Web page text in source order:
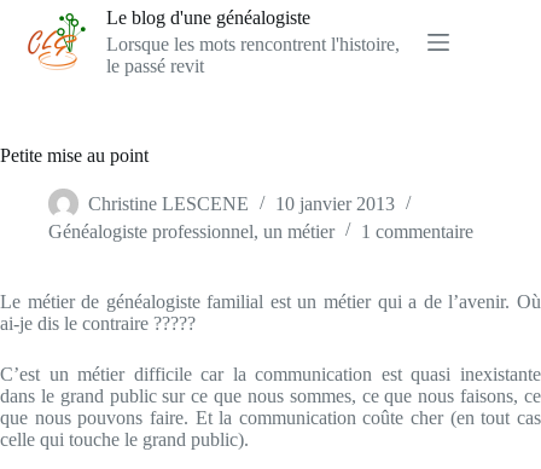
contenu
Le blog d'une généalogiste
Lorsque les mots rencontrent l'histoire,
le passé revit
Petite mise au point
Christine LESCENE
10 janvier 2013
Généalogiste professionnel, un métier
1 commentaire
Le métier de généalogiste familial est un métier qui a de l’avenir. Où
ai-je dis le contraire ?????
C’est un métier difficile car la communication est quasi inexistante
dans le grand public sur ce que nous sommes, ce que nous faisons, ce
que nous pouvons faire. Et la communication coûte cher (en tout cas
celle qui touche le grand public).